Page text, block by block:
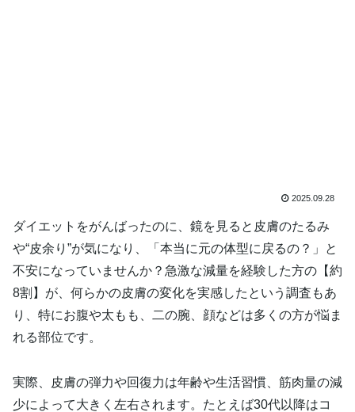
2025.09.28
ダイエットをがんばったのに、鏡を見ると皮膚のたるみ
や“皮余り”が気になり、「本当に元の体型に戻るの？」と
不安になっていませんか？急激な減量を経験した方の【約
8割】が、何らかの皮膚の変化を実感したという調査もあ
り、特にお腹や太もも、二の腕、顔などは多くの方が悩ま
れる部位です。
実際、皮膚の弾力や回復力は年齢や生活習慣、筋肉量の減
少によって大きく左右されます。たとえば30代以降はコ